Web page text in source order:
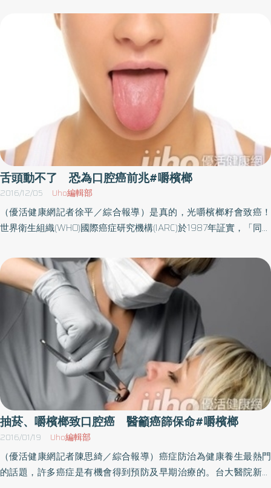
療，除了可保留喉部的構造與機能，治療後也能經口發音，治癒率
相當高，但若是喉癌晚期的患者，恐需透過手術切除合併放射線治
療，才能根除惡性腫瘤。黃純惟提醒，長年抽菸、喝酒、嚼檳榔，
以及有家族癌症病史的男性，若出現喉癌的症狀（持續性的聲音沙
啞、喉嚨異物感、呼吸困難、吞嚥困難及咽喉疼痛等症狀），一定
要提高警覺，若能早期治療，通常早期喉癌治癒率高達8成，但若到
晚期，則治癒率降至5成左右，千萬不能輕忽。
一。良好的衛生是得到高生活品質的重要關鍵，此次活動將會由家
醫科莊家銘主任主講，進行口腔篩檢活動及衛教宣導，講座內容豐
富，歡迎踴躍參加！名稱：社區口腔癌篩檢活動時間：106年9月12
日 星期(二) 上午08:00-09:30地點：汽訓中心（南投市光明一路300
號）洽詢：049-2231150轉2323或2317
舌頭動不了 恐為口腔癌前兆#嚼檳榔
2016/12/05 Uho編輯部
（優活健康網記者徐平／綜合報導）是真的，光嚼檳榔籽會致癌！
世界衛生組織(WHO)國際癌症研究機構(IARC)於1987年証實，「同時
癌物」，也就是光咀嚼檳榔籽就會致癌，有鑑於絕食檳榔對國人健
康的危害甚鉅，衛福部乃定每年12月3日為口腔癌防治日。吃檳榔、
喝酒 口腔癌機率高123倍彰化基督教醫院副院長陳穆寬教授表示，
國內口腔癌罹病族群以彰化、雲林、南投、花東地區居多，絕大多
數的口腔癌患者和嚼食檳榔，檳榔對於口腔癌的影響力比菸酒還嚴
重，有9成的病人都吃過檳榔，據統計，吃檳榔罹患口腔癌的機率是
不吃檳榔的28倍，有抽菸、吃檳榔習慣者則是89倍，再加上喝酒便
大幅提高為123倍。在衛福部及醫療單位戮力宣導下，近10年全台吃
檳榔人口降了一半，由於嚼食檳榔的危害延續長達20年，即使已戒
除，仍是口腔癌等疾病的高危險群，陳穆寬教授指出，雖然吃檳榔
人口減少，但口腔癌發生率仍然持續攀升，估計4至5年後才會下
降。口腔有紅斑、白斑、口腔張不開 快就醫陳穆寬教授提醒，一
等親患有頭頸部癌症(口腔癌、口咽癌、下咽癌、喉癌、食道癌)、曾
吃過或正在吃檳榔，有抽菸習慣者，應積極關心自己的口腔健康情
形，若發現口腔潰瘍同一部位持續2周沒有癒合，口腔有紅斑、白
抽菸、嚼檳榔致口腔癌 醫籲癌篩保命#嚼檳榔
2016/01/19 Uho編輯部
（優活健康網記者陳思綺／綜合報導）癌症防治為健康養生最熱門
的話題，許多癌症是有機會得到預防及早期治療的。台大醫院新竹